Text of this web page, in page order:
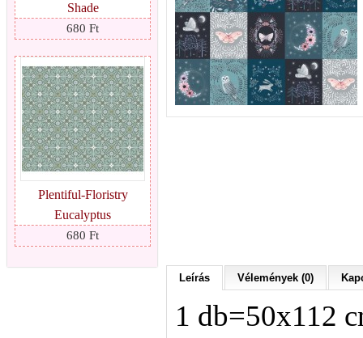
Shade
680 Ft
Plentiful-Floristry
Eucalyptus
680 Ft
Leírás Vélemények (0)
1 db=50x112